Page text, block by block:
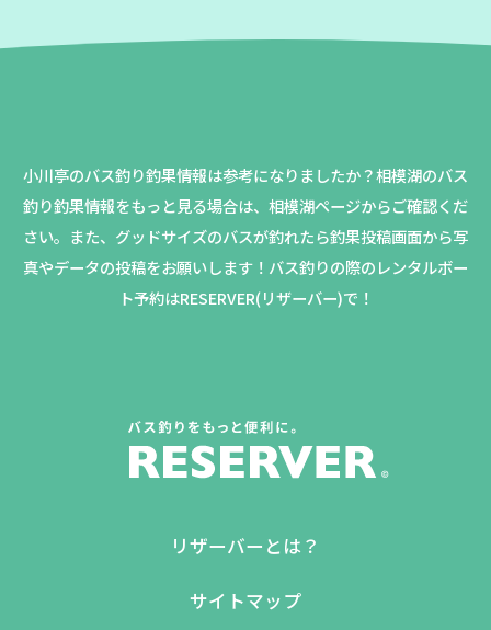
小川亭のバス釣り釣果情報は参考になりましたか？相模湖のバス
釣り釣果情報をもっと見る場合は、相模湖ページからご確認くだ
さい。 また、グッドサイズのバスが釣れたら釣果投稿画面から写
真やデータの投稿をお願いします！バス釣りの際のレンタルボー
ト予約はRESERVER(リザーバー)で！
リザーバーとは？
サイトマップ